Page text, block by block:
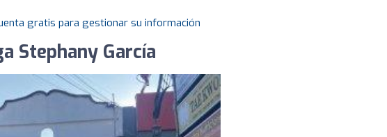
gratis para gestionar su información
Stephany García